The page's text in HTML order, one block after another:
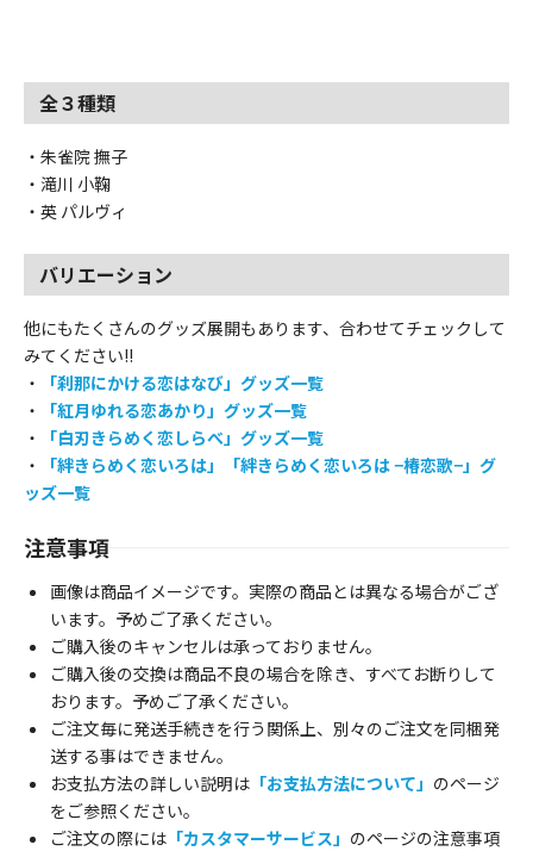
全３種類
・朱雀院 撫子
・滝川 小鞠
・英 パルヴィ
バリエーション
他にもたくさんのグッズ展開もあります、合わせてチェックして
みてください!!
・
「刹那にかける恋はなび」 グッズ一覧
・
「紅月ゆれる恋あかり」 グッズ一覧
・
「白刃きらめく恋しらべ」 グッズ一覧
・
「絆きらめく恋いろは」「絆きらめく恋いろは −椿恋歌−」 グ
ッズ一覧
注意事項
画像は商品イメージです。実際の商品とは異なる場合がござ
います。予めご了承ください。
ご購入後のキャンセルは承っておりません。
ご購入後の交換は商品不良の場合を除き、すべてお断りして
おります。予めご了承ください。
ご注文毎に発送手続きを行う関係上、別々のご注文を同梱発
送する事はできません。
お支払方法の詳しい説明は 「お支払方法について」 のページ
をご参照ください。
ご注文の際には 「カスタマーサービス」 のページの注意事項